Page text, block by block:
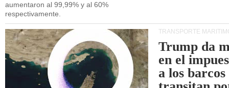
aumentaron al 99,99% y al 60%
respectivamente.
TRANSPORTE
Trump da
en el
a los barcos